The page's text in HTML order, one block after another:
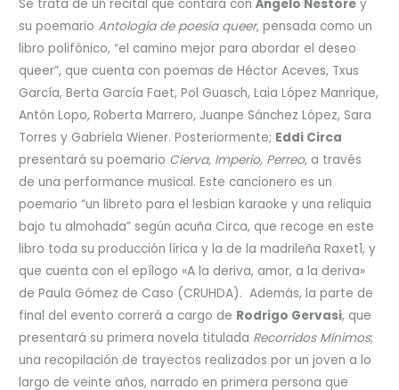
Se trata de un recital que contará conÁngelo Néstore y
su poemarioAntología de poesía queer, pensada como un
libro polifónico, “el camino mejor para abordar el deseo
queer”, que cuenta con poemas de Héctor Aceves, Txus
García, Berta García Faet, Pol Guasch, Laia López Manrique,
Antón Lopo, Roberta Marrero, Juanpe Sánchez López, Sara
Torres y Gabriela Wiener. Posteriormente; Eddi Circa
presentará su poemario Cierva, Imperio, Perreo, a través
de una performance musical. Este cancionero es un
poemario “un libreto para el lesbian karaoke y una reliquia
bajo tu almohada” según acuña Circa, que recoge en este
libro toda su producción lírica y la de la madrileña Raxet1, y
que cuenta con el epílogo «A la deriva, amor, a la deriva»
de Paula Gómez de Caso (CRUHDA). Además, la parte de
final del evento correrá a cargo de Rodrigo Gervasi, que
presentará su primera novela titulada Recorridos Mínimos;
una recopilación de trayectos realizados por un joven a lo
largo de veinte años, narrado en primera persona que